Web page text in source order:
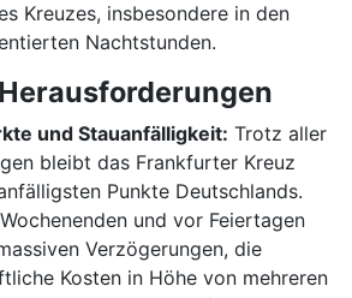
Kreuzes, insbesondere in den
Nachtstunden.
und Stauanfälligkeit: Trotz aller
bleibt das Frankfurter Kreuz
Punkte Deutschlands.
und vor Feiertagen
Verzögerungen, die
Kosten in Höhe von mehreren